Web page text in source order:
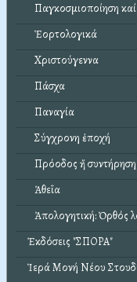
Παγκοσμιοποίηση
Ἑορτολογικά
Χριστούγεννα
Πάσχα
Παναγία
Σύγχρονη ἐποχή
Πρόοδος ἤ
Ἀθεΐα
Ἀπολογητική: Ὀρθός
Ἐκδόσεις "ΣΠΟΡΑ"
Ἱερά Μονή Νέου